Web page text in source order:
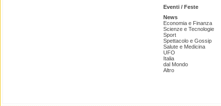
Eventi / Feste
News
Economia e Finanza
Scienze e Tecnologie
Sport
Spettacolo e Gossip
Salute e Medicina
UFO
Italia
dal Mondo
Altro